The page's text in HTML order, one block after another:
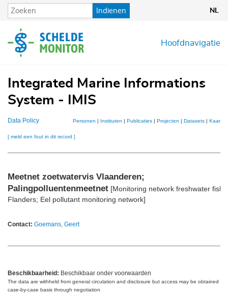
Overslaan
en
de
inhoud
Indienen NL
Hoofdnavigatie
Integrated Marine Informations
System - IMIS
Data Policy Personen | Instituten | Publicaties| Projecten | Datasets| Kaarten
[ meld een fout in dit record ]
Meetnet zoetwatervis Vlaanderen;
Palingpolluentenmeetnet [Monitoring network freshwater fish
Flanders; Eel pollutant monitoring network]
Contact: Goemans, Geert
Beschikbaarheid: Beschikbaar onder voorwaarden
The data are withheld from general circulation and disclosure but access may be obtained on
case-by-case basis through negotiation